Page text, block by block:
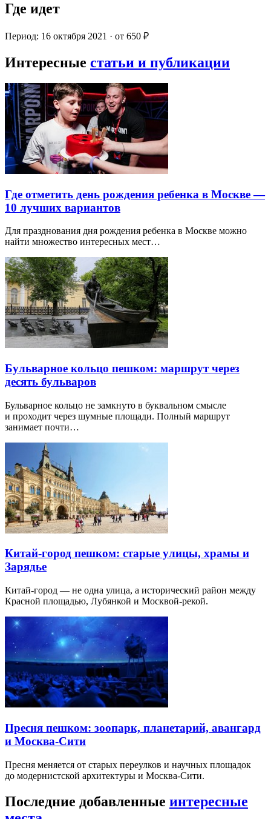
Где идет
Период: 16 октября 2021 · от 650 ₽
Интересные статьи и публикации
Где отметить день рождения ребенка в Москве —
10 лучших вариантов
Для празднования дня рождения ребенка в Москве можно
найти множество интересных мест…
Бульварное кольцо пешком: маршрут через
десять бульваров
Бульварное кольцо не замкнуто в буквальном смысле
и проходит через шумные площади. Полный маршрут
занимает почти…
Китай-город пешком: старые улицы, храмы и
Зарядье
Китай-город — не одна улица, а исторический район между
Красной площадью, Лубянкой и Москвой-рекой.
Пресня пешком: зоопарк, планетарий, авангард
и Москва-Сити
Пресня меняется от старых переулков и научных площадок
до модернистской архитектуры и Москва-Сити.
Последние добавленные интересные